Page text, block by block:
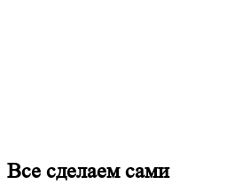
Все сделаем сами